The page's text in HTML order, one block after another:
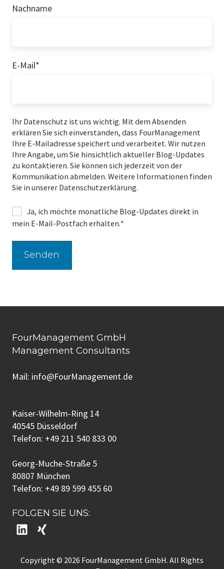
Nachname
E-Mail*
Ihr Datenschutz ist uns wichtig. Mit dem Absenden
erklären Sie sich einverstanden, dass FourManagement
Ihre E-Mailadresse speichert und verarbeitet. Wir nutzen
Ihre Angabe, um Sie hinsichtlich aktueller Blog-Updates
zu kontaktieren. Sie können sich jederzeit von der
Kommunikation abmelden. Weitere Informationen finden
Sie in unserer Datenschutzerklärung.
Ja, ich möchte monatliche Blog-Updates direkt in
mein E-Mail-Postfach erhalten.*
FourManagement GmbH
Management Consultants
Mail: info@FourManagement.de
Kaiser-Wilhelm-Ring 14
40545 Düsseldorf
Telefon: +49 211 540 833 00
Georg-Muche-Straße 5
80807 München
Telefon: +49 89 599 455 60
FOLGEN SIE UNS:
Copyright © 2026 FourManagement GmbH. All Rights